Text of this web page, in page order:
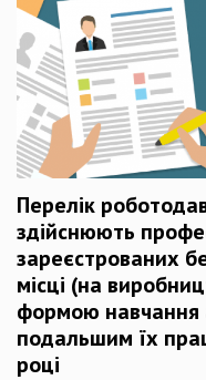
Перелік
здійснюють
зареєстрованих
місці (на
формою навчання
подальшим їх
році